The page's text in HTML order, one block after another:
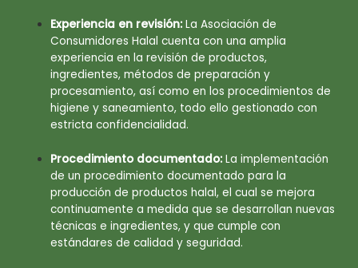
Experiencia en revisión: La Asociación de
Consumidores Halal cuenta con una amplia
experiencia en la revisión de productos,
ingredientes, métodos de preparación y
procesamiento, así como en los procedimientos de
higiene y saneamiento, todo ello gestionado con
estricta confidencialidad.
Procedimiento documentado: La implementación
de un procedimiento documentado para la
producción de productos halal, el cual se mejora
continuamente a medida que se desarrollan nuevas
técnicas e ingredientes, y que cumple con
estándares de calidad y seguridad.